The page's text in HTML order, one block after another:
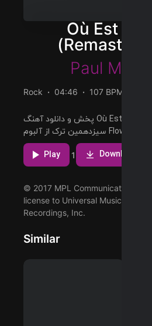
Où Est Le
Paul
Rock 04:46 107 BPM
پخش و دانلود آهنگ Où Est Le Soleil? (Remastered 2017)،
سیزدهمین ترک از آلبوم Flowers In The Dirt (Archive
Collection) که توسط Paul McCartney اجرا شده است را
مشاهده بیشتر
Play Download
© 2017 MPL Communications
license to Universal Music